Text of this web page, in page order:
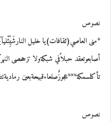
نصوص
*منى العاصي(ثقافات)يا خليل
أصابعوتعقد حبلاًفي شبكةولا تزححصى
تأكلسمكة***عجوزٌصلعاءقبيحةبعين
نصوص